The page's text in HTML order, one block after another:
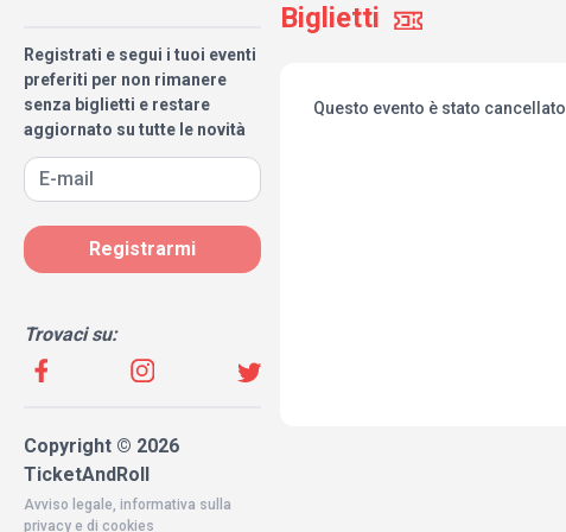
Registrati e segui i tuoi eventi
preferiti per non rimanere
senza biglietti e restare
aggiornato su tutte le novità
Registrarmi
Trovaci su:
Copyright © 2026
TicketAndRoll
Avviso legale, informativa sulla
privacy e di cookies
Biglietti
Questo evento è stato cancellato